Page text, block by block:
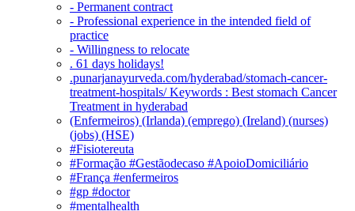
- Permanent contract
- Professional experience in the intended field of
practice
- Willingness to relocate
. 61 days holidays!
.punarjanayurveda.com/hyderabad/stomach-cancer-
treatment-hospitals/ Keywords : Best stomach Cancer
Treatment in hyderabad
(Enfermeiros) (Irlanda) (emprego) (Ireland) (nurses)
(jobs) (HSE)
#Fisiotereuta
#Formação #Gestãodecaso #ApoioDomiciliário
#França #enfermeiros
#gp #doctor
#mentalhealth